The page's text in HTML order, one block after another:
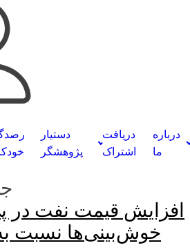
دستیار
پژوهشگر
دریافت
اشتراک
درباره
ما
افزایش قیمت نفت
خوش‌بینی‌ها نسبت به